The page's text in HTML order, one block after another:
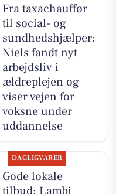
Fra taxachauffør
til social- og
sundhedshjælper:
Niels fandt nyt
arbejdsliv i
ældreplejen og
viser vejen for
voksne under
uddannelse
DAGLIGVARER
Gode lokale